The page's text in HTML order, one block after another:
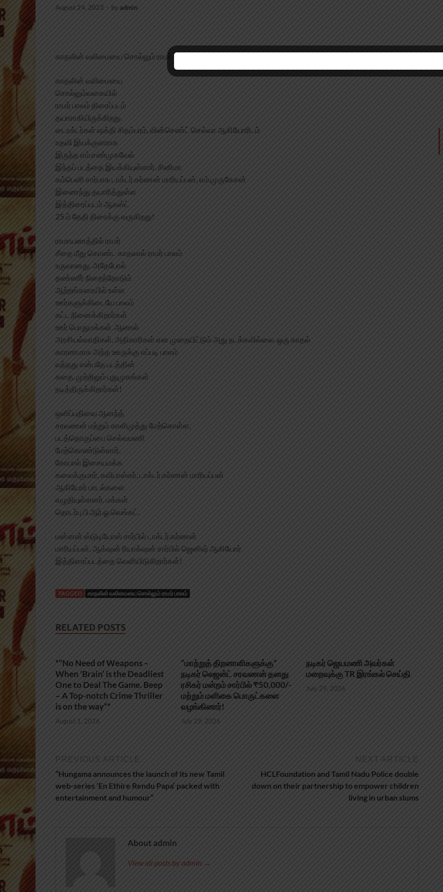
August 24, 2023 - by admin
காதலின் வலிமையை சொல்லும் ராமர் பாலம்
காதலின் வலிமையை
சொல்லும்வகையில்
ராமர் பாலம் திரைப்படம்
தயாராகியிருக்கிறது.
டைரக்டர்கள் ஷக்தி சிதம்பரம், வின்செண்ட் செல்வா ஆகியோரிடம்
உதவி இயக்குனராக
இருந்த எம்.சண்முகவேல்
இந்தப் படத்தை இயக்கியுள்ளார். சினிமா
கம்பெனி சார்பாக டாக்டர்.கர்ணன் மாரியப்பன், எம்.முருகேசன்
இணைந்து தயாரித்துள்ள
இத்திரைப்படம் ஆகஸ்ட்
25 ம் தேதி திரைக்கு வருகிறது!
ராமாயணத்தில் ராமர்
சீதை மீது கொண்ட காதலால் ராமர் பாலம்
உருவானது. அதேபோல்
தண்ணீர் நிறைந்தோடும்
ஆற்றங்கரையில் உள்ள
ஊர்களுக்கிடையே பாலம்
கட்ட நினைக்கிறார்கள்
ஊர் பொதுமக்கள். ஆனால்
அரசியல்வாதிகள், அதிகாரிகள் என முறையிட்டும் அது நடக்கவில்லை. ஒரு காதல்
காரணமாக அந்த ஊருக்கு எப்படி பாலம்
வந்தது என்பதே படத்தின்
கதை. முற்றிலும் புதுமுகங்கள்
நடித்திருக்கிறார்கள்!
ஒளிப்பதிவை ஆனந்த்
சரவணன் மற்றும் காளிமுத்து மேற்கொள்ள,
படத்தொகுப்பை செல்வமணி
மேற்கொண்டுள்ளார்.
கோபால் இசையமக்க
கலைக்குமார், கவிபாஸ்கர், டாக்டர்.கர்ணன் மாரியப்பன்
ஆகியோர் பாடல்களை
எழுதியுள்ளனர். மக்கள்
தொடர்பு பி.ஆர்.ஓ.வெங்கட்.
மன்னன் ஸ்டுடியோஸ் சார்பில் டாக்டர்.கர்ணன்
மாரியப்பன், ஆக்‌ஷன் ரியாக்‌ஷன் சார்பில் ஜெனிஷ் ஆகியோர்
இத்திரைப்படத்தை வெளியிடுகிறார்கள்!
TAGGED காதலின் வலிமையை சொல்லும் ராமர் பாலம்
RELATED POSTS
*”No Need of Weapons –
When ‘Brain’ is the Deadliest
One to Deal The Game. Beep
– A Top-notch Crime Thriller
is on the way”*
August 1, 2026
“மாற்றுத் திறனாளிகளுக்கு”
நடிகர் லெஜன்ட் சரவணன் தனது
ரசிகர் மன்றம் சார்பில் ₹50,000/-
மற்றும் மளிகை பொருட்களை
வழங்கினார்!
July 29, 2026
நடிகர் ஜெயமணி அவர்கள்
மறைவுக்கு TR இரங்கல் செய்தி
July 29, 2026
PREVIOUS ARTICLE
“Hungama announces the launch of its new Tamil
web-series ‘En Ethire Rendu Papa’ packed with
entertainment and humour”
NEXT ARTICLE
HCLFoundation and Tamil Nadu Police double
down on their partnership to empower children
living in urban slums
About admin
View all posts by admin →